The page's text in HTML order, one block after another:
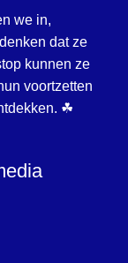
we in,
dat ze
kunnen ze
voortzetten
☘